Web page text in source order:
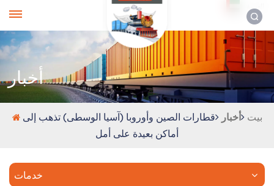
أخبار
بيت أخبار
قطارات الصين وأوروبا (آسيا الوسطى) تذهب إلى
أماكن بعيدة على أمل
خدمات